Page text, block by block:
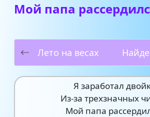
Мой папа
Лето на весах
Я заработал
Из-за трехзначных
Мой папа